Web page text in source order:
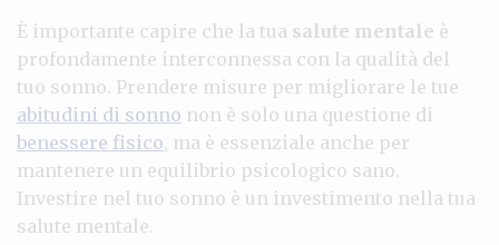
È importante capire che la tua salute mentale è
profondamente interconnessa con la qualità del
tuo sonno. Prendere misure per migliorare le tue
abitudini di sonno non è solo una questione di
benessere fisico, ma è essenziale anche per
mantenere un equilibrio psicologico sano.
Investire nel tuo sonno è un investimento nella tua
salute mentale.